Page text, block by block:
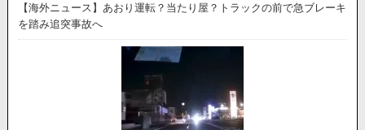
【海外ニュース】あおり運転？当たり屋？トラックの前で急ブレーキ
を踏み追突事故へ